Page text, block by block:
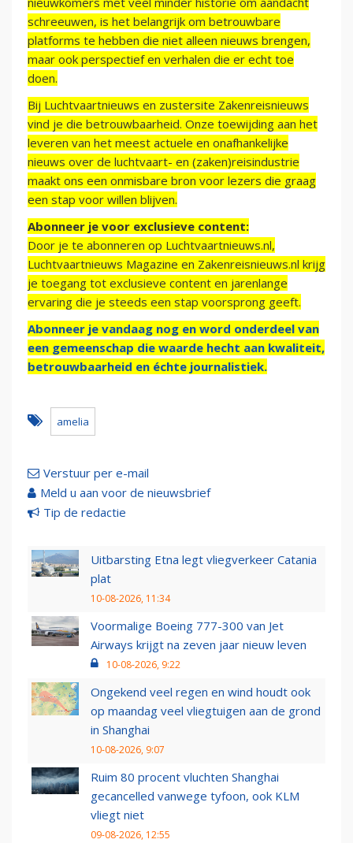
schreeuwen, is het belangrijk om betrouwbare
platforms te hebben die niet alleen nieuws brengen,
maar ook perspectief en verhalen die er echt toe
doen.
Bij Luchtvaartnieuws en zustersite Zakenreisnieuws
vind je die betrouwbaarheid. Onze toewijding aan het
leveren van het meest actuele en onafhankelijke
nieuws over de luchtvaart- en (zaken)reisindustrie
maakt ons een onmisbare bron voor lezers die graag
een stap voor willen blijven.
Abonneer je voor exclusieve content:
Door je te abonneren op Luchtvaartnieuws.nl,
Luchtvaartnieuws Magazine en Zakenreisnieuws.nl krijg
je toegang tot exclusieve content en jarenlange
ervaring die je steeds een stap voorsprong geeft.
Abonneer je vandaag nog en word onderdeel van
een gemeenschap die waarde hecht aan kwaliteit,
betrouwbaarheid en échte journalistiek.
amelia
Verstuur per e-mail
Meld u aan voor de nieuwsbrief
Tip de redactie
Uitbarsting Etna legt vliegverkeer Catania
plat
10-08-2026, 11:34
Voormalige Boeing 777-300 van Jet
Airways krijgt na zeven jaar nieuw leven
10-08-2026, 9:22
Ongekend veel regen en wind houdt ook
op maandag veel vliegtuigen aan de grond
in Shanghai
10-08-2026, 9:07
Ruim 80 procent vluchten Shanghai
gecancelled vanwege tyfoon, ook KLM
vliegt niet
09-08-2026, 12:55